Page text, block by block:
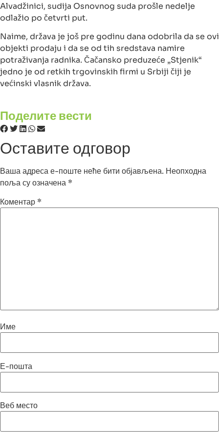
Alvadžinici, sudija Osnovnog suda prošle nedelje
odlažio po četvrti put.
Naime, država je još pre godinu dana odobrila da se ovi
objekti prodaju i da se od tih sredstava namire
potraživanja radnika. Čačansko preduzeće „Stjenik“
jedno je od retkih trgovinskih firmi u Srbiji čiji je
većinski vlasnik država.
Поделите вести
Оставите одговор
Ваша адреса е-поште неће бити објављена. Неопходна
поља су означена *
Коментар *
Име
Е-пошта
Веб место